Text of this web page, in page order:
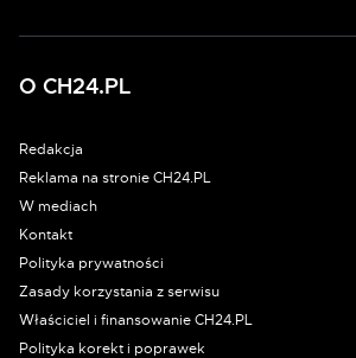
O CH24.PL
Redakcja
Reklama na stronie CH24.PL
W mediach
Kontakt
Polityka prywatności
Zasady korzystania z serwisu
Właściciel i finansowanie CH24.PL
Polityka korekt i poprawek